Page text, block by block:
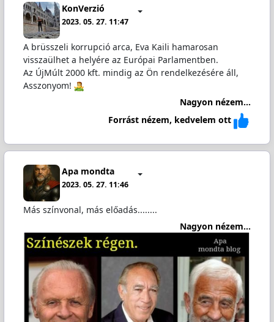
KonVerzió
2023. 05. 27. 11:47
A brüsszeli korrupció arca, Eva Kaili hamarosan
visszaülhet a helyére az Európai Parlamentben.
Az ÚjMúlt 2000 kft. mindig az Ön rendelkezésére áll,
Asszonyom!
Nagyon nézem...
Forrást nézem, kedvelem ott
Apa mondta
2023. 05. 27. 11:46
Más színvonal, más előadás........
Nagyon nézem...